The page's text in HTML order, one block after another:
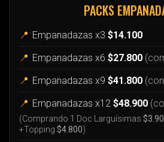
PACKS
📍 Empanadazas x3 $14.100
📍 Empanadazas x6 $27.800
📍 Empanadazas x9 $41.800
📍 Empanadazas x12 $48.900
(Comprando 1 Doc Larguísimas
+Topping $4.800)